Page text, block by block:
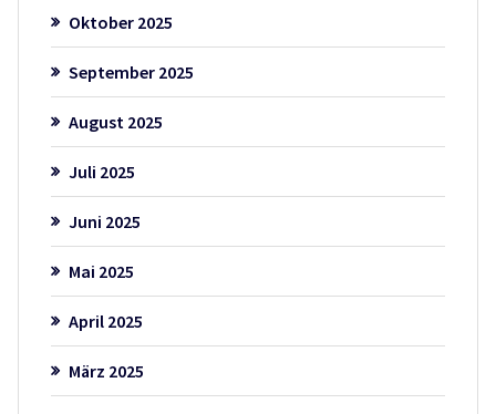
Oktober 2025
September 2025
August 2025
Juli 2025
Juni 2025
Mai 2025
April 2025
März 2025